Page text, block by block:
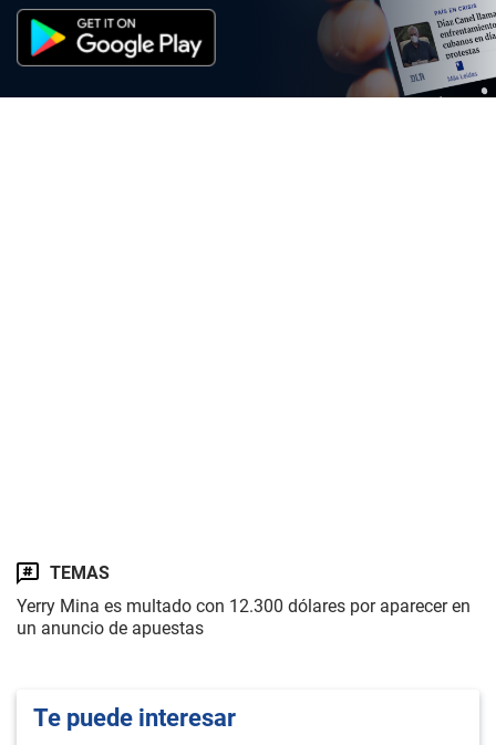
TEMAS
Yerry Mina es multado con 12.300 dólares por aparecer en
un anuncio de apuestas
Te puede interesar